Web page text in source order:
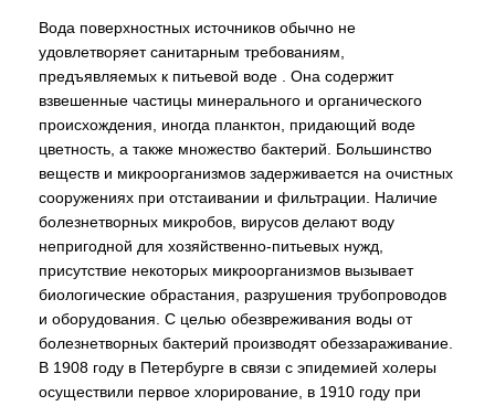
Вода поверхностных источников обычно не
удовлетворяет санитарным требованиям,
предъявляемых к питьевой воде . Она содержит
взвешенные частицы минерального и органического
происхождения, иногда планктон, придающий воде
цветность, а также множество бактерий. Большинство
веществ и микроорганизмов задерживается на очистных
сооружениях при отстаивании и фильтрации. Наличие
болезнетворных микробов, вирусов делают воду
непригодной для хозяйственно-питьевых нужд,
присутствие некоторых микроорганизмов вызывает
биологические обрастания, разрушения трубопроводов
и оборудования. С целью обезвреживания воды от
болезнетворных бактерий производят обеззараживание.
В 1908 году в Петербурге в связи с эпидемией холеры
осуществили первое хлорирование, в 1910 году при